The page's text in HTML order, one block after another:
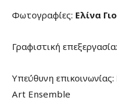
Φωτογραφίες: Ελίνα
Γραφιστική επεξεργασία:
Υπεύθυνη επικοινωνίας:
Art Ensemble